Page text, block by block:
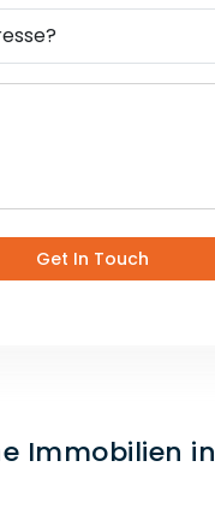
Get In Touch
Immobilien in